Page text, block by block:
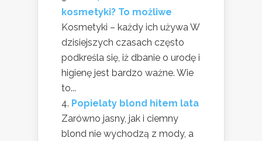
kosmetyki? To możliwe
Kosmetyki – każdy ich używa W
dzisiejszych czasach często
podkreśla się, iż dbanie o urodę i
higienę jest bardzo ważne. Wie
to...
Popielaty blond hitem lata
Zarówno jasny, jak i ciemny
blond nie wychodzą z mody, a